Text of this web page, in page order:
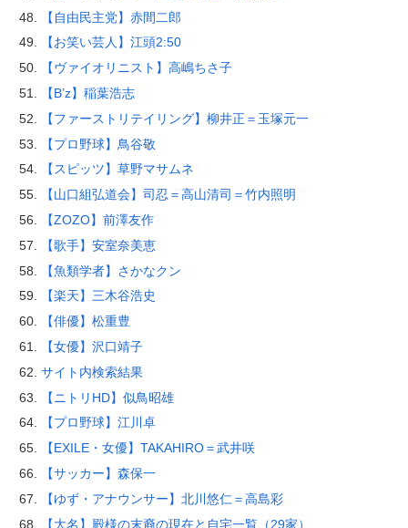
【自由民主党】赤間二郎
【お笑い芸人】江頭2:50
【ヴァイオリニスト】高嶋ちさ子
【B’z】稲葉浩志
【ファーストリテイリング】柳井正＝玉塚元一
【プロ野球】鳥谷敬
【スピッツ】草野マサムネ
【山口組弘道会】司忍＝高山清司＝竹内照明
【ZOZO】前澤友作
【歌手】安室奈美恵
【魚類学者】さかなクン
【楽天】三木谷浩史
【俳優】松重豊
【女優】沢口靖子
サイト内検索結果
【ニトリHD】似鳥昭雄
【プロ野球】江川卓
【EXILE・女優】TAKAHIRO＝武井咲
【サッカー】森保一
【ゆず・アナウンサー】北川悠仁＝高島彩
【大名】殿様の末裔の現在と自宅一覧（29家）